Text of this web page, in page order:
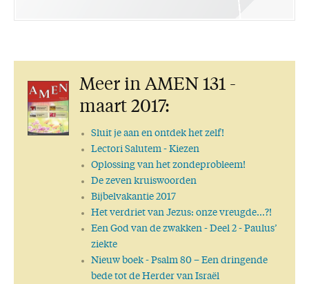
Meer in AMEN 131 -
maart 2017:
Sluit je aan en ontdek het zelf!
Lectori Salutem- Kiezen
Oplossing van het zondeprobleem!
De zeven kruiswoorden
Bijbelvakantie 2017
Het verdriet van Jezus: onze vreugde...?!
Een God van de zwakken- Deel 2 - Paulus’
ziekte
Nieuw boek- Psalm 80 – Een dringende
bede tot de Herder van Israël